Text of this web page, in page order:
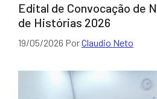
Edital de Convocação de
de Histórias 2026
19/05/2026 PorClaudio Neto